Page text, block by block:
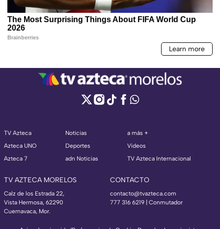
TV Azteca
Azteca UNO
Azteca 7
Noticias
Deportes
adn Noticias
a más +
Videos
TV Azteca Internacional
TV AZTECA MORELOS
Calz de los Estrada 22,
Vista Hermosa, 62290
Cuernavaca, Mor.
CONTACTO
contacto@tvazteca.com
777 316 6219 | Conmutador